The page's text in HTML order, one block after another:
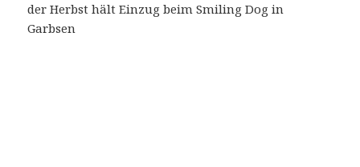
der Herbst hält Einzug beim Smiling Dog in
Garbsen